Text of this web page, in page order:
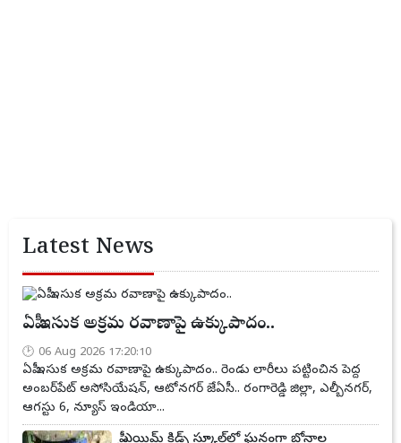
Latest News
ఏపీ ఇసుక అక్రమ రవాణాపై ఉక్కుపాదం..
06 Aug 2026 17:20:10
ఏపీ ఇసుక అక్రమ రవాణాపై ఉక్కుపాదం.. రెండు లారీలు పట్టించిన పెద్ద
అంబర్‌పేట్ అసోసియేషన్, ఆటోనగర్ జేఏసీ.. రంగారెడ్డి జిల్లా, ఎల్బీనగర్,
ఆగస్టు 6, న్యూస్ ఇండియా...